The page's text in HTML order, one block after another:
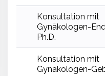
Konsultation mit
Gynäkologen-
Ph.D.
Konsultation mit
Gynäkologen-